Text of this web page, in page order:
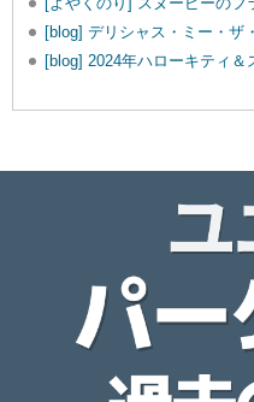
[blog] デリシャス・ミー・ザ